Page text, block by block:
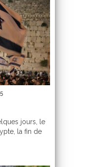
jours, le
la fin de